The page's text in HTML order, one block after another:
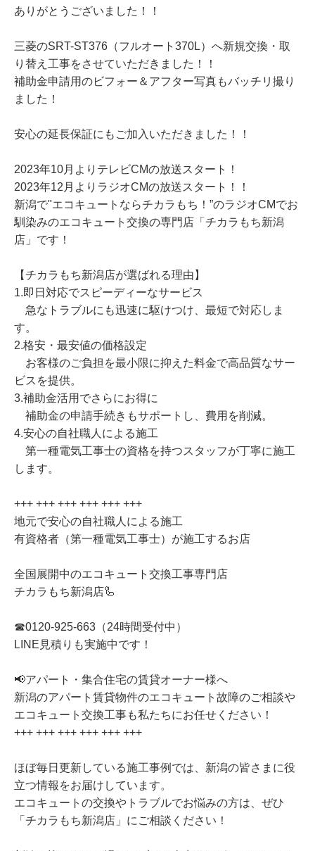
ありがとうございました！！
三菱のSRT-ST376（フルオート370L）へ新規交換・取
り替え工事をさせていただきました！！
補助金申請用のビフォー＆アフター写真もバッチリ撮り
ました！
安心の延長保証にもご加入いただきました！！
2023年10月よりテレビCMの放送スタート！
2023年12月よりラジオCMの放送スタート！！
新潟で"エコキュートならチカラもち！”のラジオCMでお
馴染みのエコキュート交換の専門店「チカラもち新潟
店」です！
【チカラもち新潟店が選ばれる理由】
1.即日対応でスピーディーなサービス
急なトラブルにも迅速に駆けつけ、最短で対応しま
す。
2.格安・最安値の価格設定
お客様のご負担を最小限に抑えた料金で高品質なサー
ビスを提供。
3.補助金活用でさらにお得に
補助金の申請手続きもサポートし、費用を削減。
4.安心の自社職人による施工
第一種電気工事士の資格を持つスタッフが丁寧に施工
します。
+++ +++ +++ +++ +++ +++
地元で安心の自社職人による施工
有資格者（第一種電気工事士）が施工するお店
全国展開中のエコキュート交換工事専門店
チカラもち新潟店🦾
☎0120-925-663（24時間受付中）
LINE見積りも実施中です！
📢アパート・集合住宅の賃貸オーナー様へ
新潟のアパート賃貸物件のエコキュート故障のご相談や
エコキュート交換工事も私たちにお任せください！
+++ +++ +++ +++ +++ +++
ほぼ毎日更新している施工事例では、新潟の皆さまに役
立つ情報をお届けしています。
エコキュートの交換やトラブルでお悩みの方は、ぜひ
「チカラもち新潟店」にご相談ください！